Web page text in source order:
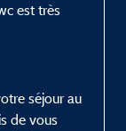
est très
séjour au
de vous